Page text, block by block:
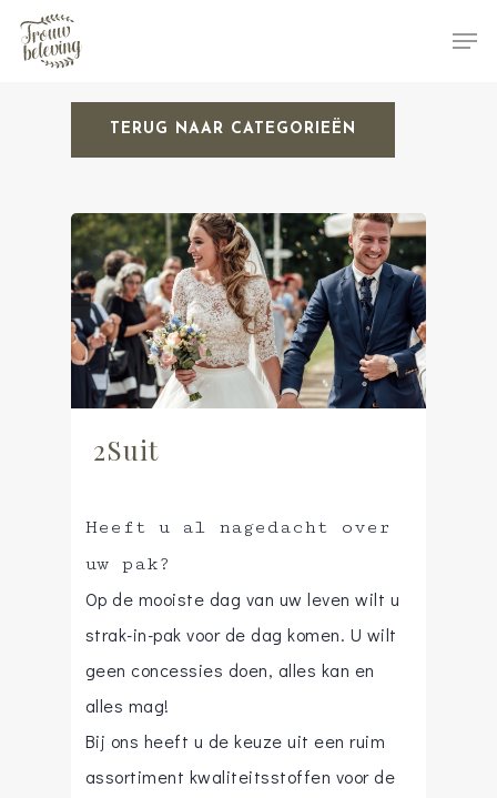
Hit enter to search or ESC to close
TERUG NAAR CATEGORIEËN
2Suit
Heeft u al nagedacht over
uw pak?
Op de mooiste dag van uw leven wilt u
strak-in-pak voor de dag komen. U wilt
geen concessies doen, alles kan en
alles mag!
Bij ons heeft u de keuze uit een ruim
assortiment kwaliteitsstoffen voor de